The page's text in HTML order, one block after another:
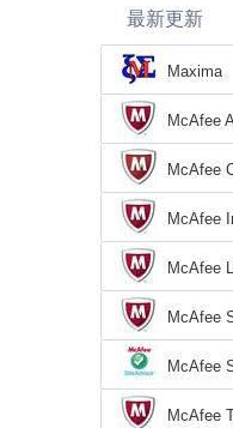
最新更新
Maxima
McAfee
McAfee
Tool
McAfee
McAfee
McAfee
McAfee
McAfee